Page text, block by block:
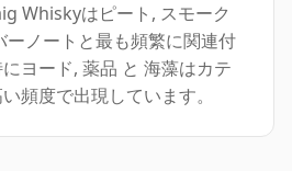
Whiskyはピート, スモーク
ーノートと最も頻繁に関連付
ヨード, 薬品 と 海藻はカテ
頻度で出現しています。